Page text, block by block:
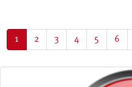
Page
courante
1 Page
2 Page
3 Page
4 Page
5 Page
6